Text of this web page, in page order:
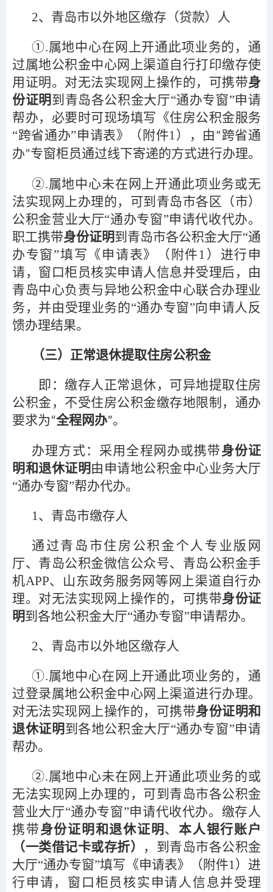
2、青岛市以外地区缴存（贷款）人
①.属地中心在网上开通此项业务的，通
过属地公积金中心网上渠道自行打印缴存使
用证明。对无法实现网上操作的，可携带身
份证明 到青岛各公积金大厅“通办专窗”申请
帮办，必要时可现场填写《住房公积金服务
“跨省通办”申请表》（附件1），由 “跨省通
办”专窗柜员通过线下寄递的方式进行办理。
②.属地中心未在网上开通此项业务或无
法实现网上办理的，可到青岛市各区（市）
公积金营业大厅“通办专窗”申请代收代办。
职工携带身份证明到青岛市各公积金大厅“通
办专窗”填写《申请表》（附件1）进行申
请，窗口柜员核实申请人信息并受理后，由
青岛中心负责与异地公积金中心联合办理业
务，并由受理业务的“通办专窗”向申请人反
馈办理结果。
（三）正常退休提取住房公积金
即：缴存人正常退休，可异地提取住房
公积金，不受住房公积金缴存地限制，通办
要求为“全程网办”。
办理方式：采用全程网办或携带身份证
明和退休证明 由申请地公积金中心业务大厅
“通办专窗”帮办代办。
1、青岛市缴存人
通过青岛市住房公积金个人专业版网
厅、青岛公积金微信公众号、青岛公积金手
机APP、山东政务服务网等网上渠道自行办
理。对无法实现网上操作的，可携带身份证
明到各地公积金大厅“通办专窗”申请帮办。
2、青岛市以外地区缴存人
①.属地中心在网上开通此项业务的，通
过登录属地公积金中心网上渠道进行办理。
对无法实现网上操作的，可携带身份证明和
退休证明 到各地公积金大厅“通办专窗”申请
帮办。
②.属地中心未在网上开通此项业务的或
无法实现网上办理的，可到青岛市各公积金
营业大厅“通办专窗”申请代收代办。缴存人
携带身份证明和退休证明 、本人银行账户
（一类借记卡或存折）
，到青岛市各公积金
大厅“通办专窗”填写《申请表》（附件1）进
行申请，窗口柜员核实申请人信息并受理